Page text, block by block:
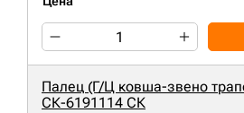
Палец (Г/Ц ковша-звено
СК-6191114 СК